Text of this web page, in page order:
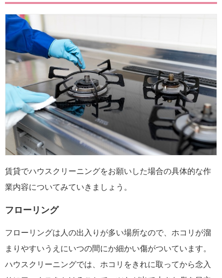
賃貸でハウスクリーニングをお願いした場合の具体的な作
業内容についてみていきましょう。
フローリング
フローリングは人の出入りが多い場所なので、ホコリが溜
まりやすいうえにいつの間にか細かい傷がついています。
ハウスクリーニングでは、ホコリをきれに取ってから念入